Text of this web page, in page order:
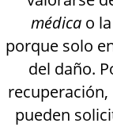
médicao la
porque solo
del daño.
pueden